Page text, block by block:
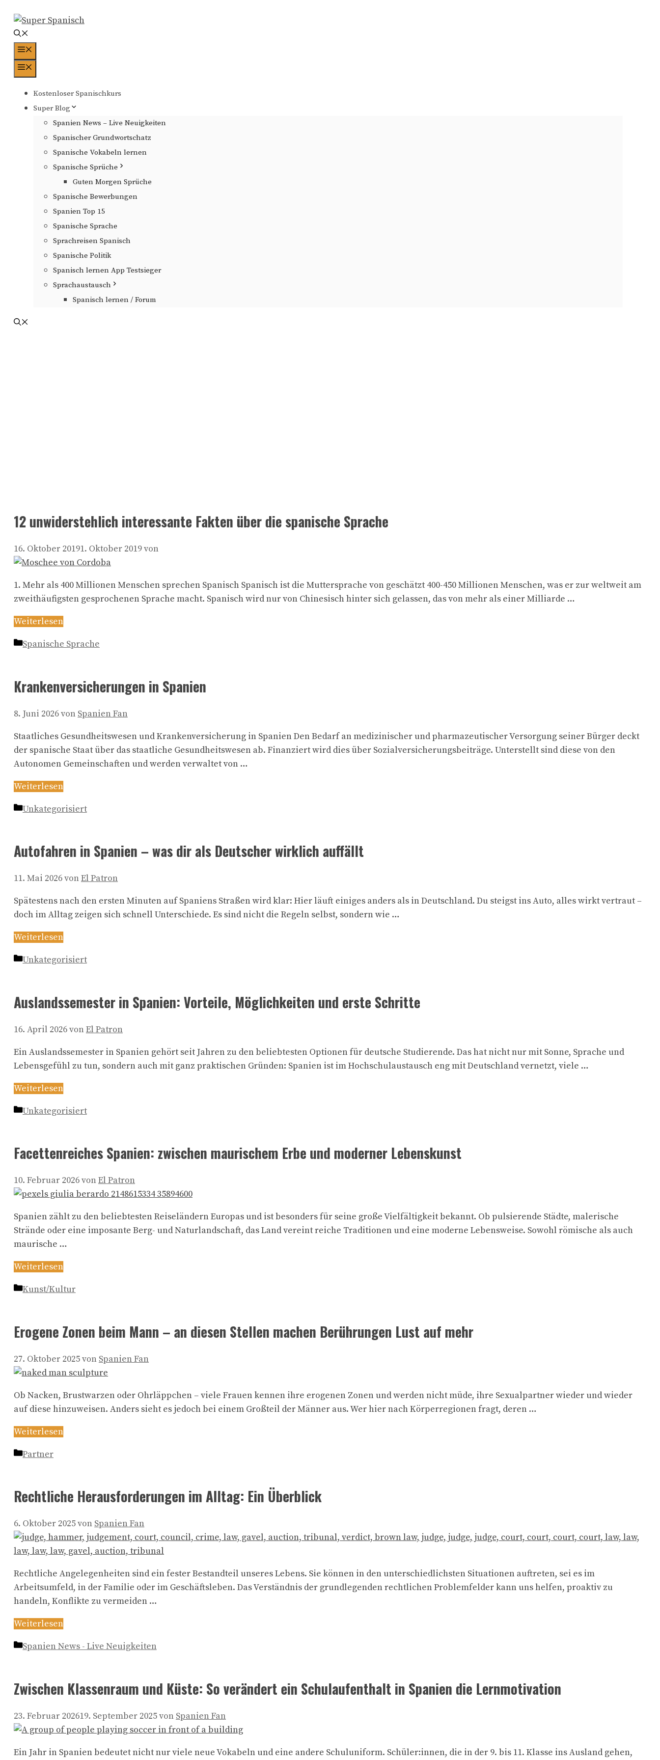
Inhalt
springen
Kostenloser Spanischkurs
Super Blog
Spanien News – Live Neuigkeiten
Spanischer Grundwortschatz
Spanische Vokabeln lernen
Spanische Sprüche
Guten Morgen Sprüche
Spanische Bewerbungen
Spanien Top 15
Spanische Sprache
Sprachreisen Spanisch
Spanische Politik
Spanisch lernen App Testsieger
Sprachaustausch
Spanisch lernen / Forum
12 unwiderstehlich interessante Fakten über die spanische Sprache
16. Oktober 20191. Oktober 2019von
1. Mehr als 400 Millionen Menschen sprechen Spanisch Spanisch ist die Muttersprache von geschätzt 400-450 Millionen Menschen, was er zur weltweit am
zweithäufigsten gesprochenen Sprache macht. Spanisch wird nur von Chinesisch hinter sich gelassen, das von mehr als einer Milliarde …
Weiterlesen
Kategorien
Spanische Sprache
Krankenversicherungen in Spanien
8. Juni 2026von Spanien Fan
Staatliches Gesundheitswesen und Krankenversicherung in Spanien Den Bedarf an medizinischer und pharmazeutischer Versorgung seiner Bürger deckt
der spanische Staat über das staatliche Gesundheitswesen ab. Finanziert wird dies über Sozialversicherungsbeiträge. Unterstellt sind diese von den
Autonomen Gemeinschaften und werden verwaltet von …
Weiterlesen
Kategorien
Unkategorisiert
Autofahren in Spanien – was dir als Deutscher wirklich auffällt
11. Mai 2026vonEl Patron
Spätestens nach den ersten Minuten auf Spaniens Straßen wird klar: Hier läuft einiges anders als in Deutschland. Du steigst ins Auto, alles wirkt vertraut –
doch im Alltag zeigen sich schnell Unterschiede. Es sind nicht die Regeln selbst, sondern wie …
Weiterlesen
Kategorien
Unkategorisiert
Auslandssemester in Spanien: Vorteile, Möglichkeiten und erste Schritte
16. April 2026vonEl Patron
Ein Auslandssemester in Spanien gehört seit Jahren zu den beliebtesten Optionen für deutsche Studierende. Das hat nicht nur mit Sonne, Sprache und
Lebensgefühl zu tun, sondern auch mit ganz praktischen Gründen: Spanien ist im Hochschulaustausch eng mit Deutschland vernetzt, viele …
Weiterlesen
Kategorien
Unkategorisiert
Facettenreiches Spanien: zwischen maurischem Erbe und moderner Lebenskunst
10. Februar 2026vonEl Patron
Spanien zählt zu den beliebtesten Reiseländern Europas und ist besonders für seine große Vielfältigkeit bekannt. Ob pulsierende Städte, malerische
Strände oder eine imposante Berg- und Naturlandschaft, das Land vereint reiche Traditionen und eine moderne Lebensweise. Sowohl römische als auch
maurische …
Weiterlesen
Kategorien
Kunst/Kultur
Erogene Zonen beim Mann – an diesen Stellen machen Berührungen Lust auf mehr
27. Oktober 2025von Spanien Fan
Ob Nacken, Brustwarzen oder Ohrläppchen – viele Frauen kennen ihre erogenen Zonen und werden nicht müde, ihre Sexualpartner wieder und wieder
auf diese hinzuweisen. Anders sieht es jedoch bei einem Großteil der Männer aus. Wer hier nach Körperregionen fragt, deren …
Weiterlesen
Kategorien
Partner
Rechtliche Herausforderungen im Alltag: Ein Überblick
6. Oktober 2025von Spanien Fan
Rechtliche Angelegenheiten sind ein fester Bestandteil unseres Lebens. Sie können in den unterschiedlichsten Situationen auftreten, sei es im
Arbeitsumfeld, in der Familie oder im Geschäftsleben. Das Verständnis der grundlegenden rechtlichen Problemfelder kann uns helfen, proaktiv zu
handeln, Konflikte zu vermeiden …
Weiterlesen
Kategorien
Spanien News - Live Neuigkeiten
Zwischen Klassenraum und Küste: So verändert ein Schulaufenthalt in Spanien die Lernmotivation
23. Februar 202619. September 2025von Spanien Fan
Ein Jahr in Spanien bedeutet nicht nur viele neue Vokabeln und eine andere Schuluniform. Schüler:innen, die in der 9. bis 11. Klasse ins Ausland gehen,